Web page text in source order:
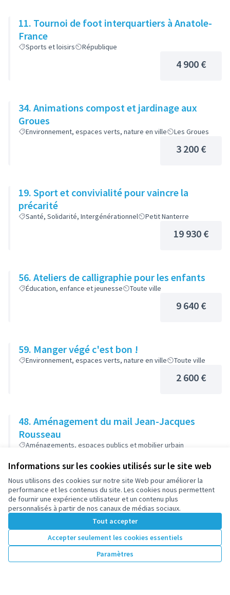
Informations sur les cookies utilisés sur le site web
Nous utilisons des cookies sur notre site Web pour améliorer la
performance et les contenus du site. Les cookies nous permettent
de fournir une expérience utilisateur et un contenu plus
personnalisés à partir de nos canaux de médias sociaux.
Tout accepter
Accepter seulement les cookies essentiels
Paramètres
11. Tournoi de foot interquartiers à Anatole-
France
Sports et loisirs République
4 900 €
34. Animations compost et jardinage aux
Groues
Environnement, espaces verts, nature en ville Les Groues
3 200 €
19. Sport et convivialité pour vaincre la
précarité
Santé, Solidarité, Intergénérationnel Petit Nanterre
19 930 €
56. Ateliers de calligraphie pour les enfants
Éducation, enfance et jeunesse Toute ville
9 640 €
59. Manger végé c'est bon !
Environnement, espaces verts, nature en ville Toute ville
2 600 €
48. Aménagement du mail Jean-Jacques
Rousseau
Aménagements, espaces publics et mobilier urbain
30 000 €
Résultats par page : 25
1 2 3 4 5 6 7